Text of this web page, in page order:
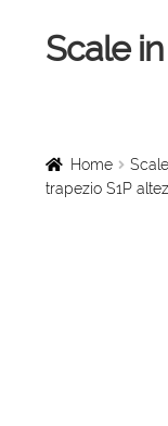
Vai
alla
Vai
al
Scale
Scale a
Home
trapezio S1P